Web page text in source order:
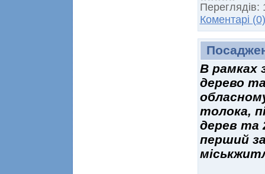
Переглядів:
Коментарі (0)
В рамках
дерево
толока,
дерев та
перший